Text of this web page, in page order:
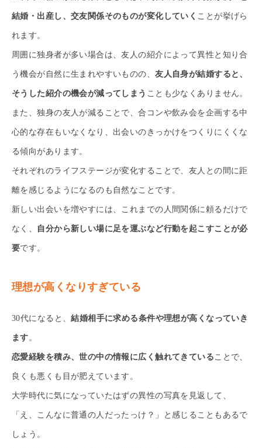
結婚・出産し、交友関係そのものが変化していく ことが挙げら
れます。
周囲に独身者が多い場合は、友人の紹介によって異性と知り合
う機会が自然に生まれやすいものの、友人自身が結婚すると、
そうした紹介の機会が減ってしまう ことも少なくありません。
また、独身の友人が減ることで、合コンや飲み会を企画する中
心的な存在もいなくなり、出会いのきっかけをつくりにくくな
る傾向があります。
それぞれのライフステージが変化することで、友人との間に距
離を感じるようになるのも自然なことです。
新しい出会いを増やすには、これまでの人間関係に頼るだけで
なく、 自分から新しい場に足を運ぶなど行動を起こすことが必
要です。
理想が高くなりすぎている
30代になると、結婚相手に求める条件や理想が高くなっていき
ます 。
恋愛経験を積み、世の中の情報に広く触れてきている ことで、
良くも悪くも目が肥えています。
大学時代に気になっていたはずの異性の写真を見返して、
「え、こんなに普通の人だったっけ？」と感じることもあるで
しょう。